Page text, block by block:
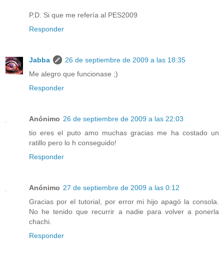
P.D. Si que me refería al PES2009
Responder
Jabba
26 de septiembre de 2009 a las 18:35
Me alegro que funcionase ;)
Responder
Anónimo 26 de septiembre de 2009 a las 22:03
tio eres el puto amo muchas gracias me ha costado un
ratillo pero lo h conseguido!
Responder
Anónimo 27 de septiembre de 2009 a las 0:12
Gracias por el tutorial, por error mi hijo apagó la consola.
No he tenido que recurrir a nadie para volver a ponerla
chachi.
Responder